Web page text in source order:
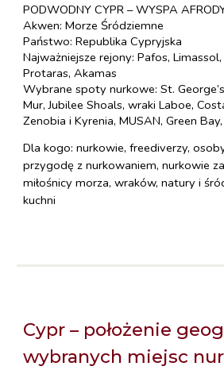
PODWODNY CYPR – WYSPA
Akwen: Morze Śródziemne
Państwo: Republika Cypryjska
Najważniejsze rejony: Pafos,
Protaras, Akamas
Wybrane spoty nurkowe: St.
Mur, Jubilee Shoals, wraki Laboe,
Zenobia i Kyrenia, MUSAN, Green
Dla kogo: nurkowie, freediverzy,
przygodę z nurkowaniem, nurkowie
miłośnicy morza, wraków, natury i
kuchni
Cypr – położenie
wybranych miejsc